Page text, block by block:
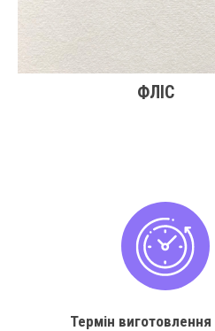
ФЛІС
Термін виготовлення